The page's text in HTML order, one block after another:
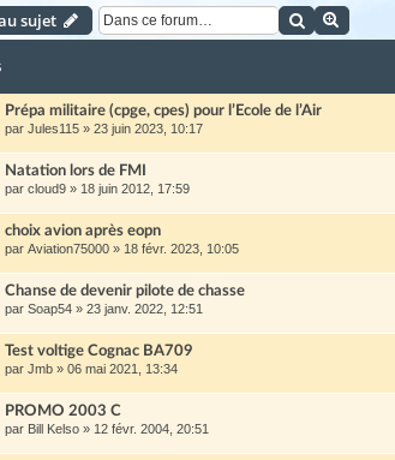
sujet Rechercher
Prépa militaire (cpge, cpes) pour l’Ecole de l’Air
par Jules115 » 23 juin 2023, 10:17
Natation lors de FMI
par cloud9 » 18 juin 2012, 17:59
choix avion après eopn
par Aviation75000 » 18 févr. 2023, 10:05
Chanse de devenir pilote de chasse
par Soap54 » 23 janv. 2022, 12:51
Test voltige Cognac BA709
par Jmb » 06 mai 2021, 13:34
PROMO 2003 C
par Bill Kelso » 12 févr. 2004, 20:51